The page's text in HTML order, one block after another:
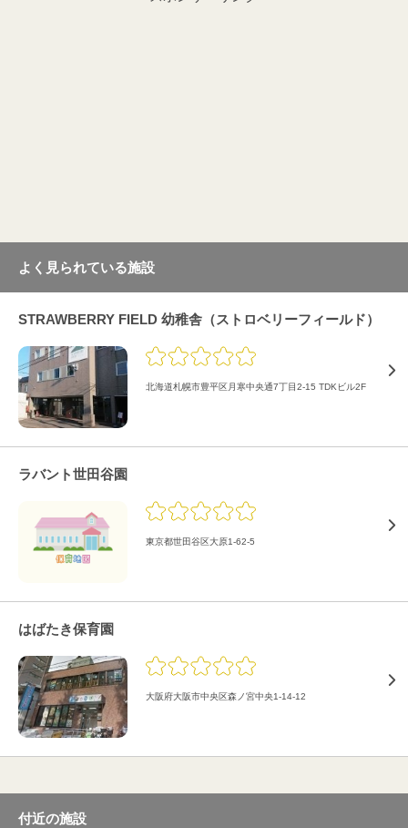
よく見られている施設
STRAWBERRY FIELD 幼稚舎（ストロベリーフィールド）
北海道札幌市豊平区月寒中央通7丁目2-15 TDKビル2F
ラバント世田谷園
東京都世田谷区大原1-62-5
はばたき保育園
大阪府大阪市中央区森ノ宮中央1-14-12
付近の施設